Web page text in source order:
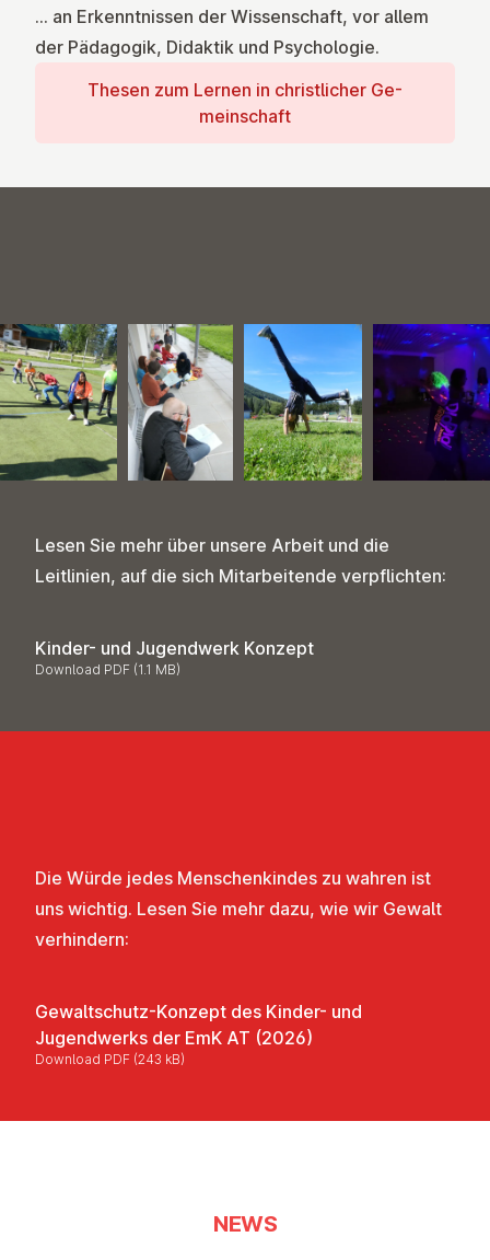
… an Erkenntnissen der Wissenschaft, vor allem
der Pädagogik, Didaktik und Psychologie.
Thesen zum Lernen in christ­lich­er Ge­
meinsch­aft
Lesen Sie mehr über unsere Arbeit und die
Leitlinien, auf die sich Mitarbeitende verpflichten:
Kinder- und Jugendwerk Konzept
Download PDF (1.1 MB)
Die Würde jedes Menschenkindes zu wahren ist
uns wichtig. Lesen Sie mehr dazu, wie wir Gewalt
verhindern:
Gewaltschutz-Konzept des Kinder- und
Jugendwerks der EmK AT (2026)
Download PDF (243 kB)
NEWS